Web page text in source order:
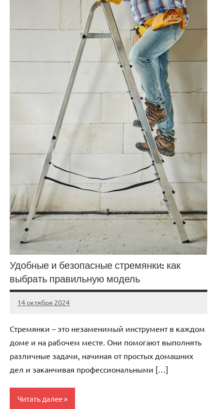
Удобные и безопасные стремянки: как
выбрать правильную модель
14 октября 2024
Avtor
Нет
Стремянки – это незаменимый инструмент в каждом
доме и на рабочем месте. Они помогают выполнять
различные задачи, начиная от простых домашних
дел и заканчивая профессиональными […]
Читать далее